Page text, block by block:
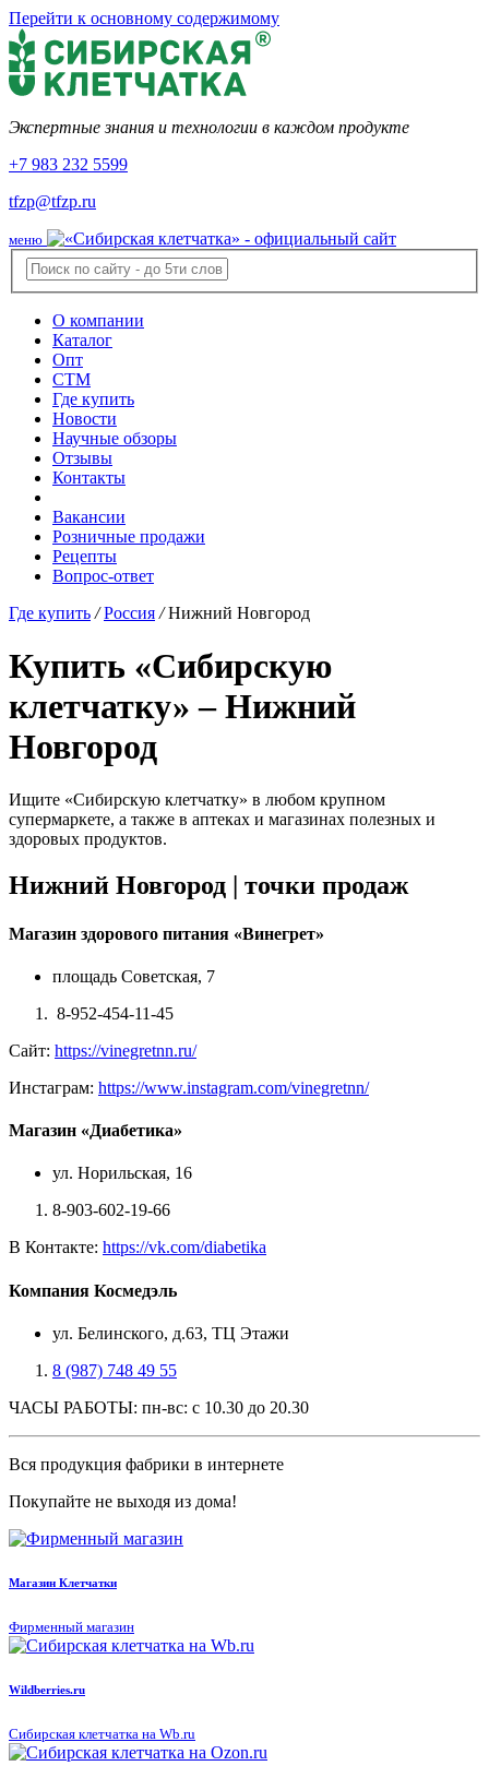
Перейти к основному содержимому
Экспертные знания и технологии в каждом продукте
+7 983 232 5599
tfzp@tfzp.ru
меню
О компании
Каталог
Опт
СТМ
Где купить
Новости
Научные обзоры
Отзывы
Контакты
Вакансии
Розничные продажи
Рецепты
Вопрос-ответ
Где купить / Россия / Нижний Новгород
Купить «Сибирскую
клетчатку» – Нижний
Новгород
Ищите «Сибирскую клетчатку» в любом крупном
супермаркете, а также в аптеках и магазинах полезных и
здоровых продуктов.
Нижний Новгород | точки продаж
Магазин здорового питания «Винегрет»
площадь Советская, 7
8-952-454-11-45
Сайт: https://vinegretnn.ru/
Инстаграм: https://www.instagram.com/vinegretnn/
Магазин «Диабетика»
ул. Норильская, 16
8-903-602-19-66
В Контакте: https://vk.com/diabetika
Компания Космедэль
ул. Белинского, д.63, ТЦ Этажи
8 (987) 748 49 55
ЧАСЫ РАБОТЫ: пн-вс: с 10.30 до 20.30
Вся продукция фабрики в интернете
Покупайте не выходя из дома!
Магазин Клетчатки
Фирменный магазин
Wildberries.ru
Сибирская клетчатка на Wb.ru